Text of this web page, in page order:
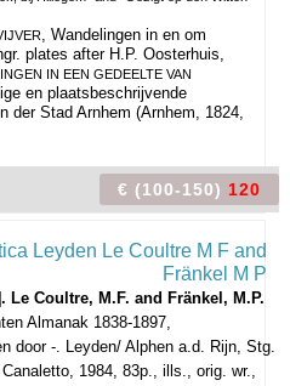
, Wandelingen in en om
plates after H.P. Oosterhuis,
IN EEN GEDEELTE VAN
en plaatsbeschrijvende
der Stad Arnhem (Arnhem, 1824,
€ (100-150) 120
Le Coultre, M.F. and Fränkel, M.P.
Almanak 1838-1897,
door -. Leyden/ Alphen a.d. Rijn, Stg.
1984, 83p., ills., orig. wr.,